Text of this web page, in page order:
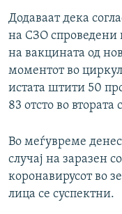
Додаваат дека
на СЗО спроведени
на вакцината од
моментот во
истата штити 50
83 отсто во втората
Во меѓувреме
случај на заразен
коронавирусот во
лица се суспектни.